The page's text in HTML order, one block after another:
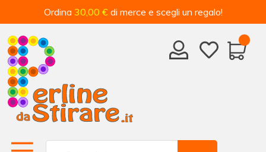
Ordina 30,00 € di merce e scegli un regalo!